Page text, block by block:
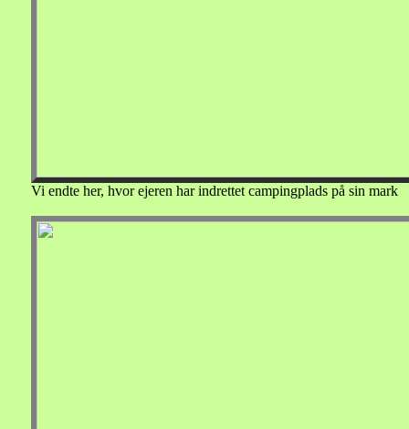
Vi endte her, hvor ejeren har indrettet campingplads på sin mark